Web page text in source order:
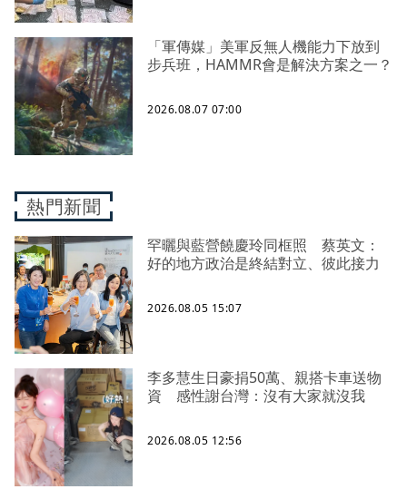
「軍傳媒」美軍反無人機能力下放到
步兵班，HAMMR會是解決方案之一？
2026.08.07 07:00
熱門新聞
罕曬與藍營饒慶玲同框照 蔡英文：
好的地方政治是終結對立、彼此接力
2026.08.05 15:07
李多慧生日豪捐50萬、親搭卡車送物
資 感性謝台灣：沒有大家就沒我
2026.08.05 12:56